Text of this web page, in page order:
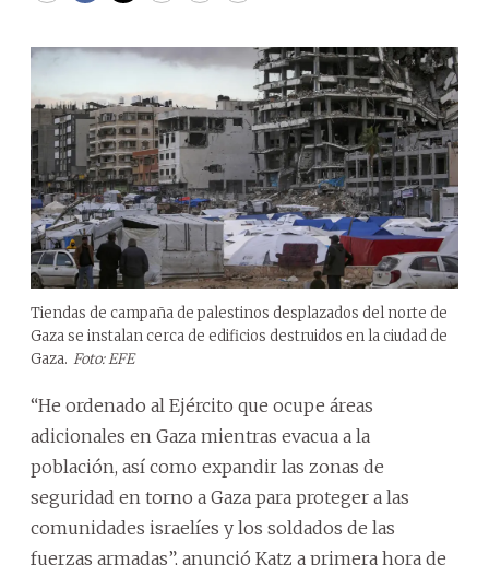
Tiendas de campaña de palestinos desplazados del norte de
Gaza se instalan cerca de edificios destruidos en la ciudad de
Gaza. Foto: EFE
“He ordenado al Ejército que ocupe áreas
adicionales en Gaza mientras evacua a la
población, así como expandir las zonas de
seguridad en torno a Gaza para proteger a las
comunidades israelíes y los soldados de las
fuerzas armadas”, anunció Katz a primera hora de